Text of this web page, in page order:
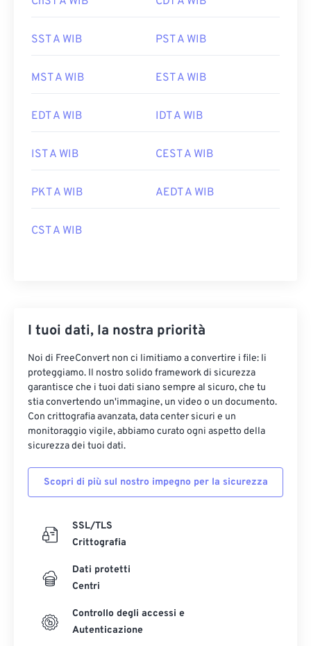
SST A WIB PST A WIB
MST A WIB EST A WIB
EDT A WIB IDT A WIB
IST A WIB CEST A WIB
PKT A WIB AEDT A WIB
CST A WIB
I tuoi dati, la nostra priorità
Noi di FreeConvert non ci limitiamo a convertire i file: li
proteggiamo. Il nostro solido framework di sicurezza
garantisce che i tuoi dati siano sempre al sicuro, che tu
stia convertendo un'immagine, un video o un documento.
Con crittografia avanzata, data center sicuri e un
monitoraggio vigile, abbiamo curato ogni aspetto della
sicurezza dei tuoi dati.
Scopri di più sul nostro impegno per la sicurezza
SSL/TLS
Crittografia
Dati protetti
Centri
Controllo degli accessi e
Autenticazione